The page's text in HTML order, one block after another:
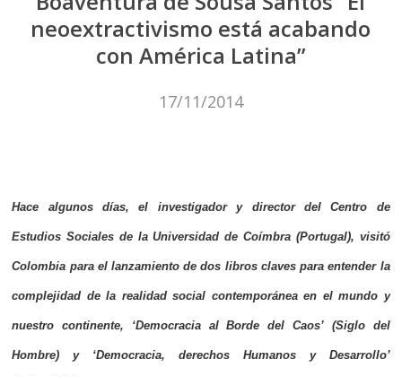
neoextractivismo está acabando
con América Latina”
17/11/2014
Hace algunos días, el investigador y director del Centro de
Estudios Sociales de la Universidad de Coímbra (Portugal), visitó
Colombia para el lanzamiento de dos libros claves para entender la
complejidad de la realidad social contemporánea en el mundo y
nuestro continente, ‘Democracia al Borde del Caos’ (Siglo del
Hombre) y ‘Democracia, derechos Humanos y Desarrollo’